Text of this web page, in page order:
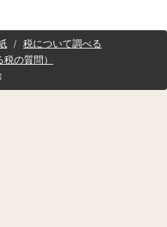
税について調べる
の質問）